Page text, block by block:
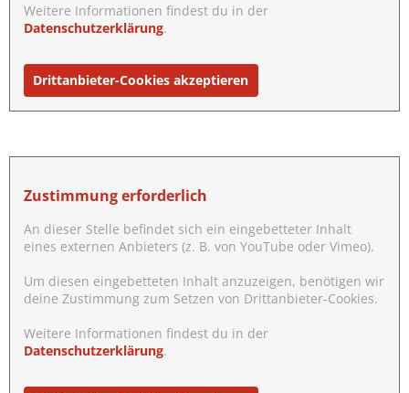
Weitere Informationen findest du in der
Datenschutzerklärung.
Drittanbieter-Cookies akzeptieren
Zustimmung erforderlich
An dieser Stelle befindet sich ein eingebetteter Inhalt
eines externen Anbieters (z. B. von YouTube oder Vimeo).
Um diesen eingebetteten Inhalt anzuzeigen, benötigen wir
deine Zustimmung zum Setzen von Drittanbieter-Cookies.
Weitere Informationen findest du in der
Datenschutzerklärung.